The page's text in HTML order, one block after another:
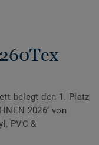
belegt den 1. Platz
2026‘ von
PVC &